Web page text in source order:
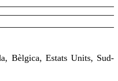
Bèlgica, Estats Units, Sud-